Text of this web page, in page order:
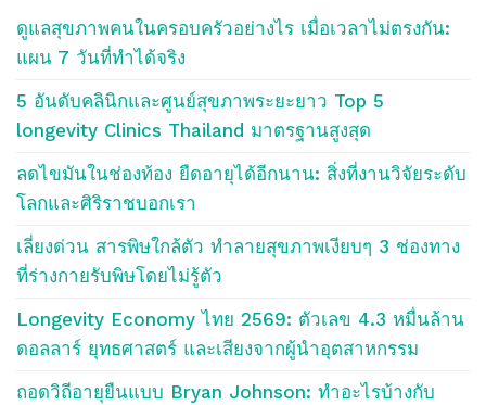
ดูแลสุขภาพคนในครอบครัวอย่างไร เมื่อเวลาไม่ตรงกัน:
แผน 7 วันที่ทำได้จริง
5 อันดับคลินิกและศูนย์สุขภาพระยะยาว Top 5
longevity Clinics Thailand มาตรฐานสูงสุด
ลดไขมันในช่องท้อง ยืดอายุได้อีกนาน: สิ่งที่งานวิจัยระดับ
โลกและศิริราชบอกเรา
เลี่ยงด่วน สารพิษใกล้ตัว ทำลายสุขภาพเงียบๆ 3 ช่องทาง
ที่ร่างกายรับพิษโดยไม่รู้ตัว
Longevity Economy ไทย 2569: ตัวเลข 4.3 หมื่นล้าน
ดอลลาร์ ยุทธศาสตร์ และเสียงจากผู้นำอุตสาหกรรม
ถอดวิถีอายุยืนแบบ Bryan Johnson: ทำอะไรบ้างกับ